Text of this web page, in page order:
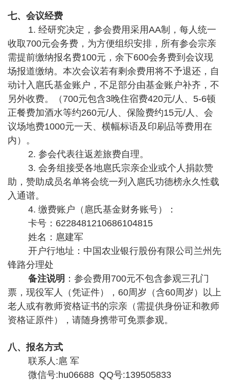
七、会议经费
1. 经研究决定，参会费用采用AA制，每人统一
收取700元会务费，为方便组织安排，所有参会宗亲
需提前缴纳报名费100元，余下600会务费到会议现
场报道缴纳。本次会议若有剩余费用将不予退还， 自
动计入扈氏基金账户，不足部分由基金账户补齐，不
另外收费。（700元包含3晚住宿费420元/人、5-6顿
正餐费加酒水等约260元/人、保险费约15元/人、会
议场地费1000元一天、横幅标语及印刷品等费用在
内）。
2. 参会代表往返差旅费自理。
3. 会务组接受各地扈氏宗亲企业或个人捐款赞
助，赞助成员名单将会统一列入扈氏功德榜永久性载
入通谱。
4. 缴费账户（扈氏基金财务账号）：
卡号：6228481210686104815
姓名：扈建军
开户行地址：中国农业银行股份有限公司兰州先
锋路分理处
备注说明 ：参会费用700元不包含参观三孔门
票，现役军人（凭证件），60周岁（含60周岁）以上
老人或有教师资格证书的宗亲（需提供身份证和教师
资格证原件），请随身携带可免票参观。
八、报名方式
联系人:扈 军
微信号:hu06688 QQ号:139505833